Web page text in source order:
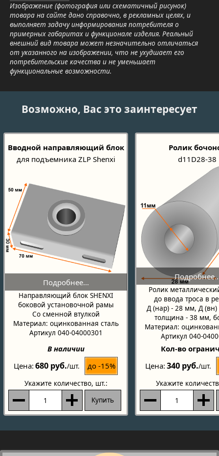
Изображение (фотография или схематичный рисунок)
товара на сайте дано справочно, в рекламных целях, и
выполняет задачу информирования потребителя о
примерных габаритах и функционале изделия. Реальный
внешний вид товара может незначительно отличаться
от указанного на изображении, что не ухудшает его
потребительские качества и не уменьшает
функциональные возможности.
Возможно, Вас это заинтересует
Вводной направляющий блок
для подъемника ZLP Shenxi
Направляющий блок SHENXI
боковой установочной рамы
Со сменной втулкой
Материал: оцинкованная сталь
Артикул 040-04000301
В наличии
Цена 680 руб./шт. до -15%
Укажите количество, шт.:
Купить
Ролик
d11D28-38
Ролик
до ввода троса в
Д (нар) - 28 мм, Д
толщина - 38 мм,
Материал:
Артикул 040-
Кол-во
Цена 340 руб./шт.
Укажите